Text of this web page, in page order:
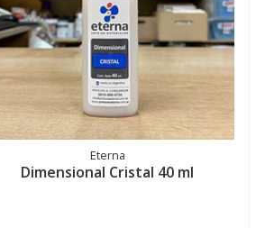
Eterna
Dimensional Cristal 40 ml